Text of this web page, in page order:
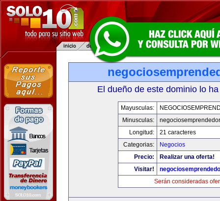
El dueño de este dominio lo
Mayusculas:
Minusculas:
Longitud:
21 caracteres
Categorias:
Negocios
Precio:
Realizar una oferta!
Visitar!
Serán consideradas